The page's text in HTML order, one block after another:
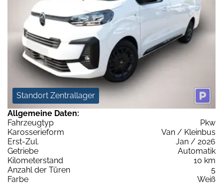
Standort Zentrallager
Allgemeine Daten:
Fahrzeugtyp
Pkw
Karosserieform
Van / Kleinbus
Erst-Zul.
Jan / 2026
Getriebe
Automatik
Kilometerstand
10 km
Anzahl der Türen
5
Farbe
Weiß